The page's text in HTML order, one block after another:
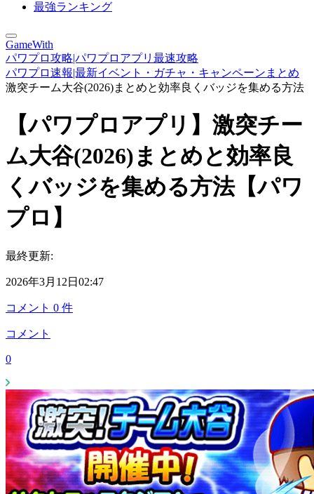
最強ランキング
GameWith
パワプロ攻略|パワプロアプリ最速攻略
パワプロ速報|最新イベント・ガチャ・キャンペーンまとめ
激突チーム大谷(2026)まとめと効率良くバッジを集める方法
【パワプロアプリ】激突チー
ム大谷(2026)まとめと効率良
くバッジを集める方法【パワ
プロ】
最終更新:
2026年3月12日02:47
コメント 0 件
コメント
0